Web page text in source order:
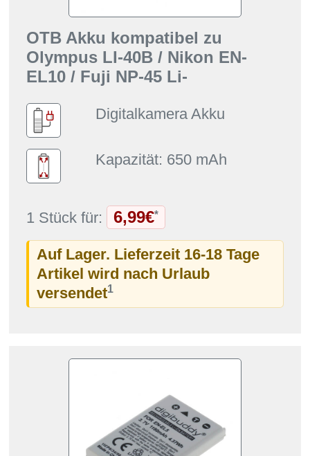
OTB Akku kompatibel zu
Olympus LI-40B / Nikon EN-
EL10 / Fuji NP-45 Li-
Digitalkamera Akku
Kapazität: 650 mAh
1 Stück für: 6,99€*
Auf Lager. Lieferzeit 16-18 Tage
Artikel wird nach Urlaub
versendet1